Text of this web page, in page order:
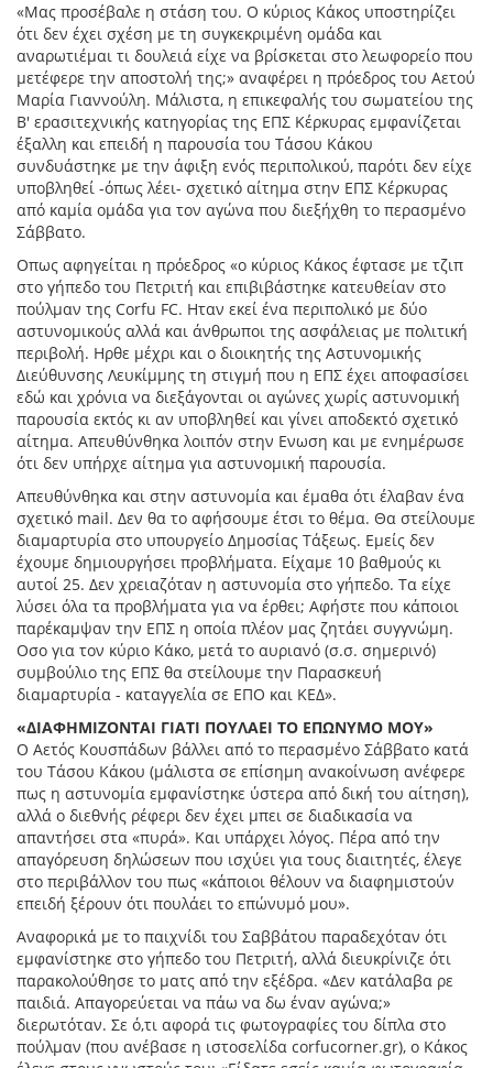
«Μας προσέβαλε η στάση του. Ο κύριος Κάκος υποστηρίζει
ότι δεν έχει σχέση με τη συγκεκριμένη ομάδα και
αναρωτιέμαι τι δουλειά είχε να βρίσκεται στο λεωφορείο που
μετέφερε την αποστολή της;» αναφέρει η πρόεδρος του Αετού
Μαρία Γιαννούλη. Μάλιστα, η επικεφαλής του σωματείου της
Β' ερασιτεχνικής κατηγορίας της ΕΠΣ Κέρκυρας εμφανίζεται
έξαλλη και επειδή η παρουσία του Τάσου Κάκου
συνδυάστηκε με την άφιξη ενός περιπολικού, παρότι δεν είχε
υποβληθεί -όπως λέει- σχετικό αίτημα στην ΕΠΣ Κέρκυρας
από καμία ομάδα για τον αγώνα που διεξήχθη το περασμένο
Σάββατο.
Οπως αφηγείται η πρόεδρος «ο κύριος Κάκος έφτασε με τζιπ
στο γήπεδο του Πετριτή και επιβιβάστηκε κατευθείαν στο
πούλμαν της Corfu FC. Ηταν εκεί ένα περιπολικό με δύο
αστυνομικούς αλλά και άνθρωποι της ασφάλειας με πολιτική
περιβολή. Ηρθε μέχρι και ο διοικητής της Αστυνομικής
Διεύθυνσης Λευκίμμης τη στιγμή που η ΕΠΣ έχει αποφασίσει
εδώ και χρόνια να διεξάγονται οι αγώνες χωρίς αστυνομική
παρουσία εκτός κι αν υποβληθεί και γίνει αποδεκτό σχετικό
αίτημα. Απευθύνθηκα λοιπόν στην Ενωση και με ενημέρωσε
ότι δεν υπήρχε αίτημα για αστυνομική παρουσία.
Απευθύνθηκα και στην αστυνομία και έμαθα ότι έλαβαν ένα
σχετικό mail. Δεν θα το αφήσουμε έτσι το θέμα. Θα στείλουμε
διαμαρτυρία στο υπουργείο Δημοσίας Τάξεως. Εμείς δεν
έχουμε δημιουργήσει προβλήματα. Είχαμε 10 βαθμούς κι
αυτοί 25. Δεν χρειαζόταν η αστυνομία στο γήπεδο. Τα είχε
λύσει όλα τα προβλήματα για να έρθει; Αφήστε που κάποιοι
παρέκαμψαν την ΕΠΣ η οποία πλέον μας ζητάει συγγνώμη.
Οσο για τον κύριο Κάκο, μετά το αυριανό (σ.σ. σημερινό)
συμβούλιο της ΕΠΣ θα στείλουμε την Παρασκευή
διαμαρτυρία - καταγγελία σε ΕΠΟ και ΚΕΔ».
«ΔΙΑΦΗΜΙΖΟΝΤΑΙ ΓΙΑΤΙ ΠΟΥΛΑΕΙ ΤΟ ΕΠΩΝΥΜΟ ΜΟΥ»
Ο Αετός Κουσπάδων βάλλει από το περασμένο Σάββατο κατά
του Τάσου Κάκου (μάλιστα σε επίσημη ανακοίνωση ανέφερε
πως η αστυνομία εμφανίστηκε ύστερα από δική του αίτηση),
αλλά ο διεθνής ρέφερι δεν έχει μπει σε διαδικασία να
απαντήσει στα «πυρά». Και υπάρχει λόγος. Πέρα από την
απαγόρευση δηλώσεων που ισχύει για τους διαιτητές, έλεγε
στο περιβάλλον του πως «κάποιοι θέλουν να διαφημιστούν
επειδή ξέρουν ότι πουλάει το επώνυμό μου».
Αναφορικά με το παιχνίδι του Σαββάτου παραδεχόταν ότι
εμφανίστηκε στο γήπεδο του Πετριτή, αλλά διευκρίνιζε ότι
παρακολούθησε το ματς από την εξέδρα. «Δεν κατάλαβα ρε
παιδιά. Απαγορεύεται να πάω να δω έναν αγώνα;»
διερωτόταν. Σε ό,τι αφορά τις φωτογραφίες του δίπλα στο
πούλμαν (που ανέβασε η ιστοσελίδα corfucorner.gr), ο Κάκος